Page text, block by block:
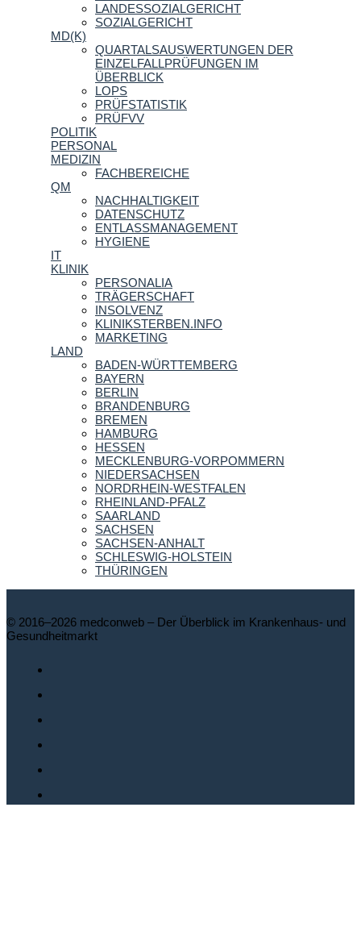
LANDESSOZIALGERICHT
SOZIALGERICHT
MD(K)
QUARTALSAUSWERTUNGEN DER
EINZELFALLPRÜFUNGEN IM
ÜBERBLICK
LOPS
PRÜFSTATISTIK
PRÜFVV
POLITIK
PERSONAL
MEDIZIN
FACHBEREICHE
QM
NACHHALTIGKEIT
DATENSCHUTZ
ENTLASSMANAGEMENT
HYGIENE
IT
KLINIK
PERSONALIA
TRÄGERSCHAFT
INSOLVENZ
KLINIKSTERBEN.INFO
MARKETING
LAND
BADEN-WÜRTTEMBERG
BAYERN
BERLIN
BRANDENBURG
BREMEN
HAMBURG
HESSEN
MECKLENBURG-VORPOMMERN
NIEDERSACHSEN
NORDRHEIN-WESTFALEN
RHEINLAND-PFALZ
SAARLAND
SACHSEN
SACHSEN-ANHALT
SCHLESWIG-HOLSTEIN
THÜRINGEN
© 2016–2026 medconweb – Der Überblick im Krankenhaus- und
Gesundheitmarkt